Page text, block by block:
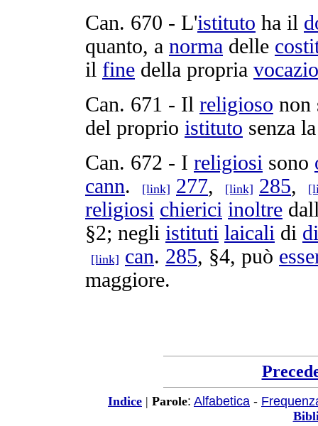
Can. 670 - L'istituto ha il
quanto, a norma delle
il fine della propria
Can. 671 - Il religioso
del proprio istituto senza
Can. 672 - I religiosi sono
cann. [link] 277, [link] 285,
religiosi chierici inoltre
§2; negli istituti laicali di
[link] can. 285, §4, può
maggiore.
Indice | Parole: Alfabetica -